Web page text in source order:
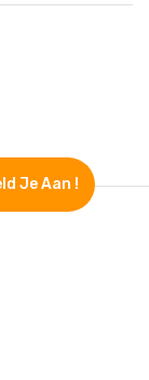
Je Aan !